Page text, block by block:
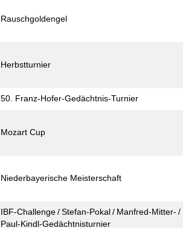
Rausch­gold­engel
Herbst­turnier
50. Franz-Hofer-Gedächtnis-Turnier
Mozart Cup
Nieder­bayerische Meister­schaft
IBF-Challenge / Stefan-Pokal / Manfred-Mitter- /
Paul-Kindl-Gedächtnis­turnier